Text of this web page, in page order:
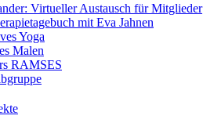
Virtueller Austausch für Mitglieder
mit Eva Jahnen
Yoga
Malen
RAMSES